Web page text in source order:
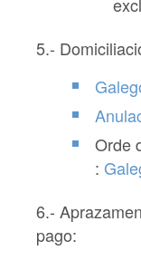
5.-
Orde
:
6.-
pago: